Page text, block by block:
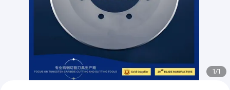
1
/
1